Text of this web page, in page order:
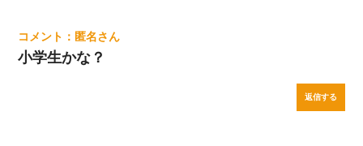
匿名
小学生かな？
返信する